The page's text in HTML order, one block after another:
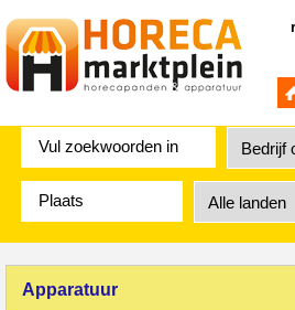
Apparatuur